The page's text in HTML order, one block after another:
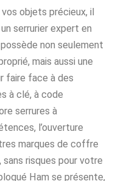
objets précieux, il
serrurier expert en
non seulement
mais aussi une
faire face à des
à clé, à code
serrures à
l’ouverture
marques de coffre
risques pour votre
Ham se présente,